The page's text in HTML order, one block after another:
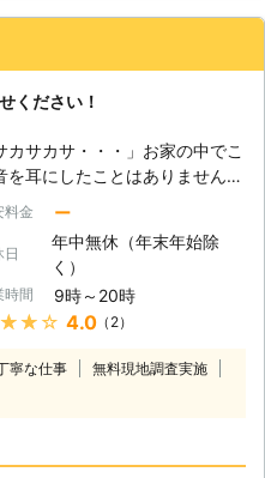
。さらに、ゴキブリは仲間の死
せる事態まで引き起こしてしま
んなゴキブ
除は是非「株式会社アンチー
おまかせください！当社はゴキ
はじめ、シロアリなどの害虫を
てきた実績がございます。これ
のお客様が当社を支えてきてく
らこそ、得られたものだと思い
どうぞ、アンチータをよろしく
いたします！
思いますよ、見積もりは無
ください！
カサカサ・・・」お家の中でこ
を耳にしたことはありません
しかしたら、あなたのお家にゴ
が徘徊しているかもしれませ
キブリというのは、衛生害虫の
なり、皆さんの生活環境を著し
してしまいます。少しでも環境
くなる為には、しっかりとした
さんの方でゴキブリ駆除を行う
料金 ー
日
年中無休（年末年始除
く）
時間 9時～20時
4.0（2）
寧な仕事
無料現地調査実施